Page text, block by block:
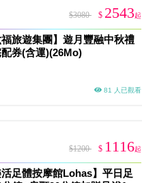
$3080 $ 2543起
旅遊集團】遊月豐融中秋禮
券(含運)(26Mo)
81 人已觀看
$1200 $ 1116起
足體按摩館Lohas】平日足